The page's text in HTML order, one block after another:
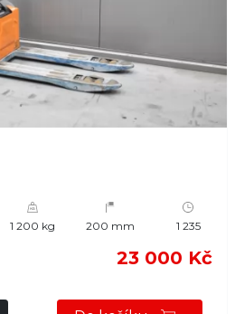
1 200 kg 200 mm 1 235
23 000 Kč